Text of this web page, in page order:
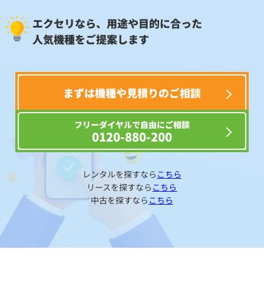
エクセリなら、用途や目的に合った
人気機種をご提案します
まずは機種や見積りのご相談
フリーダイヤルで自由にご相談
0120-880-200
レンタルを探すなら こちら
リースを探すなら こちら
中古を探すなら こちら